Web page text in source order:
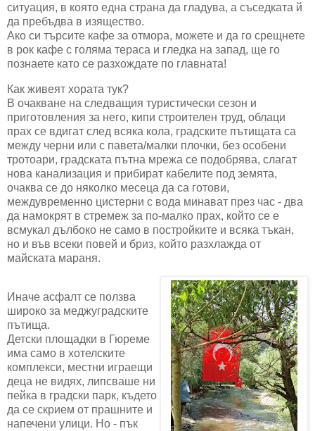
ситуация, в която една страна да гладува, а съседката й
да пребъдва в изящество.
Ако си търсите кафе за отмора, можете и да го срещнете
в рок кафе с голяма тераса и гледка на запад, ще го
познаете като се разхождате по главната!
Как живеят хората тук?
В очакване на следващия туристически сезон и
приготовления за него, кипи строителен труд, облаци
прах се вдигат след всяка кола, градските пътищата са
между черни или с павета/малки плочки, без особени
тротоари, градската пътна мрежа се подобрява, слагат
нова канализация и прибират кабелите под земята,
очаква се до няколко месеца да са готови,
междувременно цистерни с вода минават през час - два
да намокрят в стремеж за по-малко прах, който се е
всмукал дълбоко не само в постройките и всяка тъкан,
но и във всеки повей и бриз, който разхлажда от
майската мараня.
Иначе асфалт се ползва
широко за меджуградските
пътища.
Детски площадки в Гюреме
има само в хотелските
комплекси, местни играещи
деца не видях, липсваше ни
пейка в градски парк, където
да се скрием от прашните и
напечени улици. Но - пък